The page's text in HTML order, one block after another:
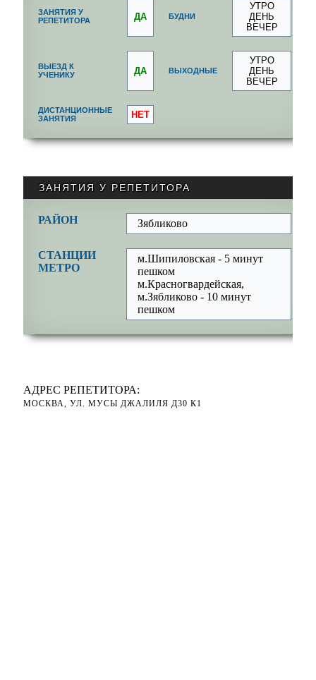
ЗАНЯТИЯ У
РЕПЕТИТОРА
ДА БУДНИ
УТРО
ДЕНЬ
ВЕЧЕР
ВЫЕЗД К
УЧЕНИКУ
ДА ВЫХОДНЫЕ
УТРО
ДЕНЬ
ВЕЧЕР
ДИСТАНЦИОННЫЕ
ЗАНЯТИЯ
НЕТ
ЗАНЯТИЯ У РЕПЕТИТОРА
РАЙОН Зябликово
СТАНЦИИ
МЕТРО
м.Шипиловская - 5 минут
пешком
м.Красногвардейская,
м.Зябликово - 10 минут
пешком
АДРЕС РЕПЕТИТОРА:
МОСКВА, УЛ. МУСЫ ДЖАЛИЛЯ Д30 К1